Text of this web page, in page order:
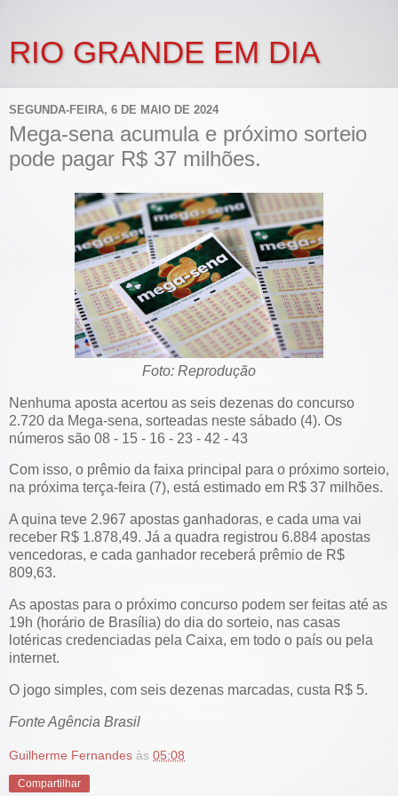
RIO GRANDE EM DIA
SEGUNDA-FEIRA, 6 DE MAIO DE 2024
Mega-sena acumula e próximo sorteio
pode pagar R$ 37 milhões.
Foto: Reprodução
Nenhuma aposta acertou as seis dezenas do concurso
2.720 da Mega-sena, sorteadas neste sábado (4). Os
números são 08 - 15 - 16 - 23 - 42 - 43
Com isso, o prêmio da faixa principal para o próximo sorteio,
na próxima terça-feira (7), está estimado em R$ 37 milhões.
A quina teve 2.967 apostas ganhadoras, e cada uma vai
receber R$ 1.878,49. Já a quadra registrou 6.884 apostas
vencedoras, e cada ganhador receberá prêmio de R$
809,63.
As apostas para o próximo concurso podem ser feitas até as
19h (horário de Brasília) do dia do sorteio, nas casas
lotéricas credenciadas pela Caixa, em todo o país ou pela
internet.
O jogo simples, com seis dezenas marcadas, custa R$ 5.
Fonte Agência Brasil
Guilherme Fernandes às 05:08
Compartilhar